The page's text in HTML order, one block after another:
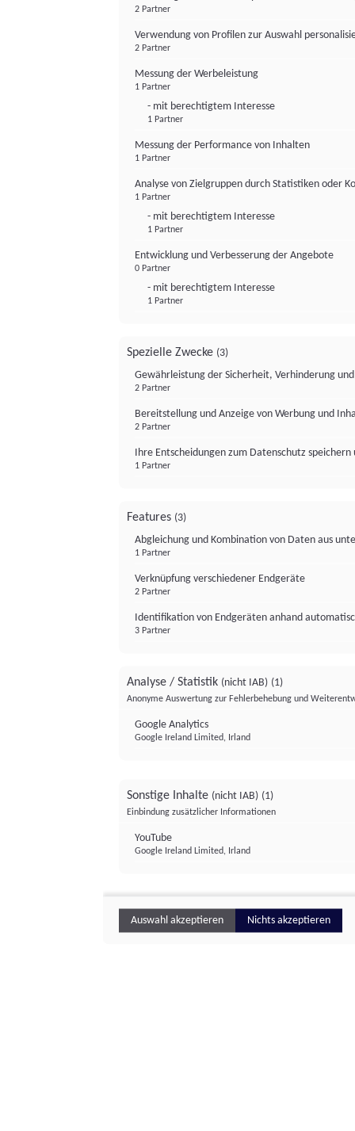
2 Partner
Verwendung von Profilen zur Auswahl
2 Partner
Messung der Werbeleistung
1 Partner
- mit berechtigtem Interesse
1 Partner
Messung der Performance von Inhalten
1 Partner
Analyse von Zielgruppen durch Statistiken oder
1 Partner
- mit berechtigtem Interesse
1 Partner
Entwicklung und Verbesserung der Angebote
0 Partner
- mit berechtigtem Interesse
1 Partner
Spezielle Zwecke (3)
Gewährleistung der Sicherheit, Verhinderung
2 Partner
Bereitstellung und Anzeige von Werbung und
2 Partner
Ihre Entscheidungen zum Datenschutz
1 Partner
Features (3)
Abgleichung und Kombination von Daten aus
1 Partner
Verknüpfung verschiedener Endgeräte
2 Partner
Identifikation von Endgeräten anhand
3 Partner
Analyse / Statistik (nicht IAB) (1)
Anonyme Auswertung zur Fehlerbehebung und
Google Analytics
Google Ireland Limited, Irland
Sonstige Inhalte (nicht IAB) (1)
Einbindung zusätzlicher Informationen
YouTube
Google Ireland Limited, Irland
Auswahl akzeptieren Nichts akzeptieren